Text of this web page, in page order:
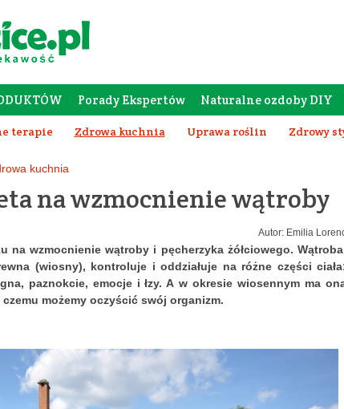
Porady Ekspertów Naturalne ozdoby DIY
Forum Rodziców Galeria Szafing
terapie Zdrowa kuchnia Uprawa roślin Zdrowy
kuchnia
na wzmocnienie wątroby
Autor: Emilia
na wzmocnieniewątroby i pęcherzyka żółciowego.
(wiosny), kontroluje i oddziałuje na różne części
paznokcie, emocje i łzy. A w okresie wiosennym ma
możemy oczyścić swój organizm.